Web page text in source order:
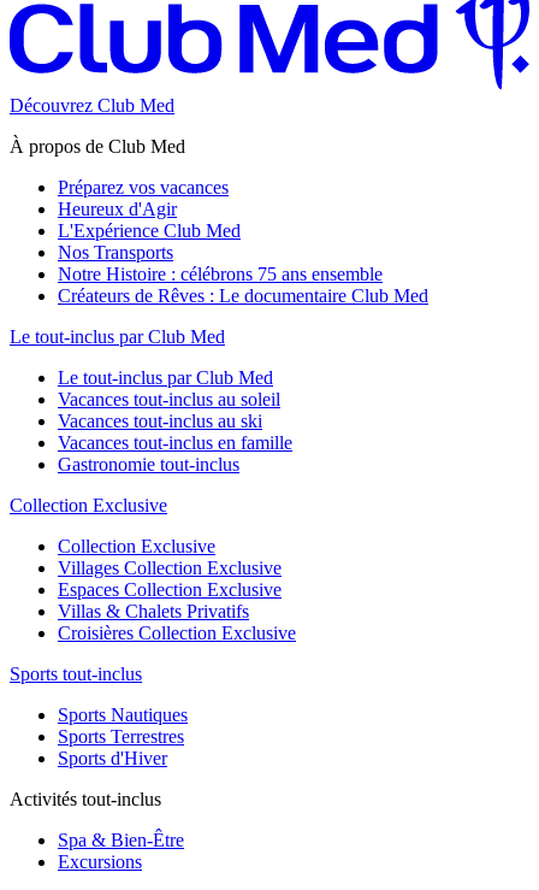
Découvrez Club Med
À propos de Club Med
Préparez vos vacances
Heureux d'Agir
L'Expérience Club Med
Nos Transports
Notre Histoire : célébrons 75 ans ensemble
Créateurs de Rêves : Le documentaire Club Med
Le tout-inclus par Club Med
Le tout-inclus par Club Med
Vacances tout-inclus au soleil
Vacances tout-inclus au ski
Vacances tout-inclus en famille
Gastronomie tout-inclus
Collection Exclusive
Collection Exclusive
Villages Collection Exclusive
Espaces Collection Exclusive
Villas & Chalets Privatifs
Croisières Collection Exclusive
Sports tout-inclus
Sports Nautiques
Sports Terrestres
Sports d'Hiver
Activités tout-inclus
Spa & Bien-Être
Excursions